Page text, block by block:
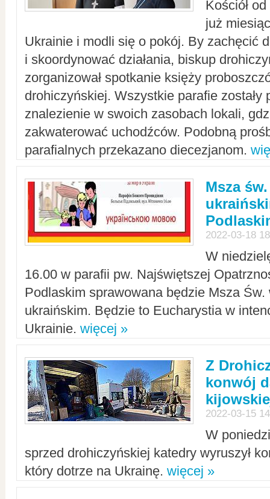
Kościół
już
Ukrainie i modli się o pokój. By zachęcić
i skoordynować działania, biskup
zorganizował spotkanie księży
drohiczyńskiej. Wszystkie parafie zostały
znalezienie w swoich zasobach lokali,
zakwaterować uchodźców. Podobną
parafialnych przekazano diecezjanom.
Msza
2022-03-18
W
16.00 w parafii pw. Najświętszej
Podlaskim sprawowana będzie Msza Św.
ukraińskim. Będzie to Eucharystia w
Ukrainie. więcej »
Z
konwój
2022-03-15
W
sprzed drohiczyńskiej katedry wyruszył
który dotrze na Ukrainę. więcej »